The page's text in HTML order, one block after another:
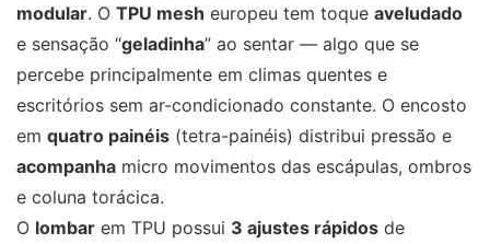
modular. O TPU mesh europeu tem toque aveludado
e sensação “geladinha” ao sentar — algo que se
percebe principalmente em climas quentes e
escritórios sem ar-condicionado constante. O encosto
em quatro painéis (tetra-painéis) distribui pressão e
acompanha micro movimentos das escápulas, ombros
e coluna torácica.
O lombar em TPU possui 3 ajustes rápidos de